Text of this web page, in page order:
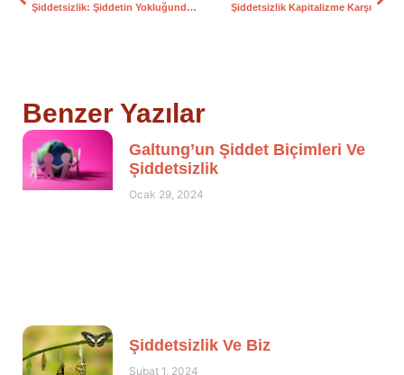
Şiddetsizlik: Şiddetin Yokluğundan Daha Fazlası Şiddetsizlik Kapitalizme Karşı
Benzer Yazılar
Galtung’un Şiddet Biçimleri Ve
Şiddetsizlik
Ocak 29, 2024
Şiddetsizlik Ve Biz
Şubat 1, 2024